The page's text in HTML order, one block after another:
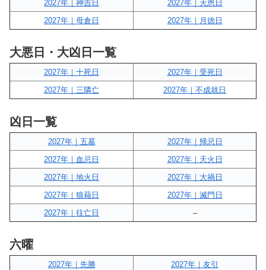
2027年｜神吉日
2027年｜天恩日
2027年｜母倉日
2027年｜月徳日
大悪日・大凶日一覧
2027年｜十死日
2027年｜受死日
2027年｜三隣亡
2027年｜不成就日
凶日一覧
2027年｜五墓
2027年｜帰忌日
2027年｜血忌日
2027年｜天火日
2027年｜地火日
2027年｜大禍日
2027年｜狼藉日
2027年｜滅門日
2027年｜往亡日
–
六曜
2027年｜先勝
2027年｜友引